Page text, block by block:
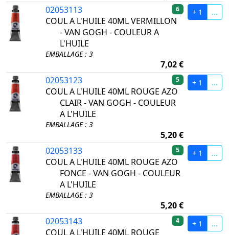
02053113
COUL A L'HUILE 40ML VERMILLON
- VAN GOGH - COULEUR A
L'HUILE
EMBALLAGE : 3
6
7,02 €
+ 1 ...
02053123
COUL A L'HUILE 40ML ROUGE AZO
CLAIR - VAN GOGH - COULEUR
A L'HUILE
EMBALLAGE : 3
5
5,20 €
+ 1 ...
02053133
COUL A L'HUILE 40ML ROUGE AZO
FONCE - VAN GOGH - COULEUR
A L'HUILE
EMBALLAGE : 3
5
5,20 €
+ 1 ...
02053143
COUL A L'HUILE 40ML ROUGE
4 + 1 ...